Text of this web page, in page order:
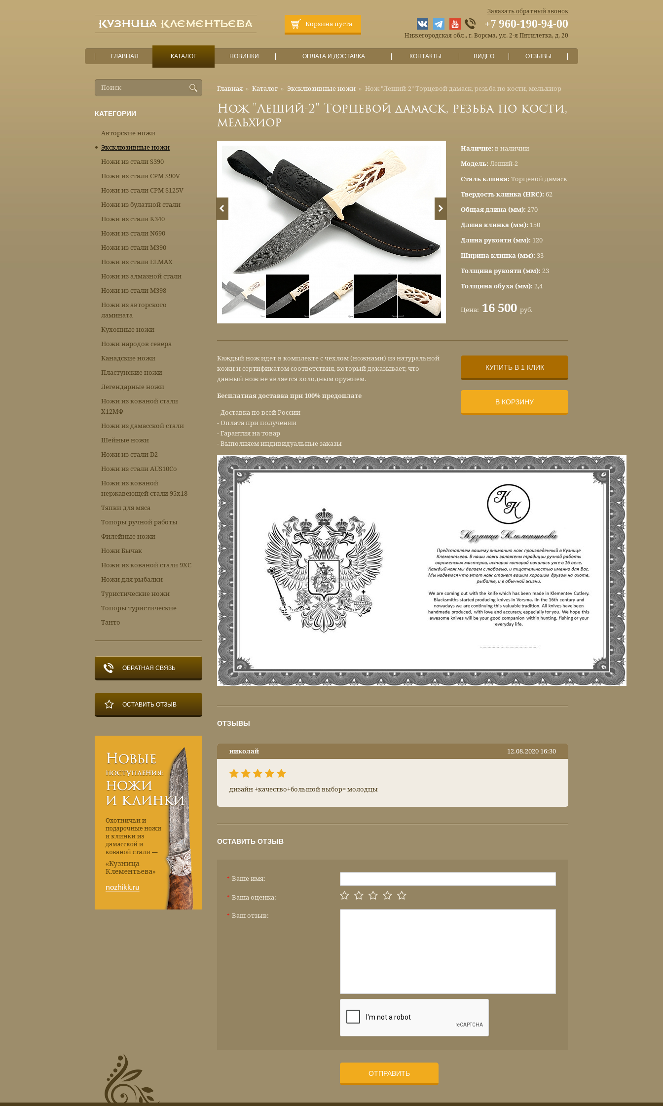
Корзина пуста
Заказать обратный звонок
+7 960-190-94-00
Нижегородская обл., г. Ворсма, ул. 2-я Пятилетка, д. 20
ГЛАВНАЯ КАТАЛОГ НОВИНКИ ОПЛАТА И ДОСТАВКА КОНТАКТЫ ВИДЕО ОТЗЫВЫ
Главная » Каталог » Эксклюзивные ножи » Нож "Леший-2" Торцевой дамаск, резьба по кости, мельхиор
Нож "Леший-2" Торцевой дамаск, резьба по кости,
мельхиор
Наличие: в наличии
Модель: Леший-2
Сталь клинка: Торцевой дамаск
Твердость клинка (HRC): 62
Общая длина (мм): 270
Длина клинка (мм): 150
Длина рукояти (мм): 120
Ширина клинка (мм): 33
Толщина рукояти (мм): 23
Толщина обуха (мм): 2,4
Цена: 16 500 руб.
Каждый нож идет в комплекте с чехлом (ножнами) из натуральной
кожи и сертификатом соответствия, который доказывает, что
данный нож не является холодным оружием.
Бесплатная доставка при 100% предоплате
- Доставка по всей России
- Оплата при получении
- Гарантия на товар
- Выполняем индивидуальные заказы
КУПИТЬ В 1 КЛИК
В КОРЗИНУ
ОТЗЫВЫ
николай 12.08.2020 16:30
дизайн +качество+большой выбор= молодцы
ОСТАВИТЬ ОТЗЫВ
Ваше имя:
*
Ваша оценка:
*
Ваш отзыв:
*
ОТПРАВИТЬ
КАТЕГОРИИ
Авторские ножи
Эксклюзивные ножи
Ножи из стали S390
Ножи из стали CPM S90V
Ножи из стали CPM S125V
Ножи из булатной стали
Ножи из стали К340
Ножи из стали N690
Ножи из стали М390
Ножи из стали ELMAX
Ножи из алмазной стали
Ножи из стали М398
Ножи из авторского
ламината
Кухонные ножи
Ножи народов севера
Канадские ножи
Пластунские ножи
Легендарные ножи
Ножи из кованой стали
Х12МФ
Ножи из дамасской стали
Шейные ножи
Ножи из стали D2
Ножи из стали AUS10Co
Ножи из кованой
нержавеющей стали 95х18
Тяпки для мяса
Топоры ручной работы
Филейные ножи
Ножи Бычак
Ножи из кованой стали 9ХС
Ножи для рыбалки
Туристические ножи
Топоры туристические
Танто
ОБРАТНАЯ СВЯЗЬ
ОСТАВИТЬ ОТЗЫВ